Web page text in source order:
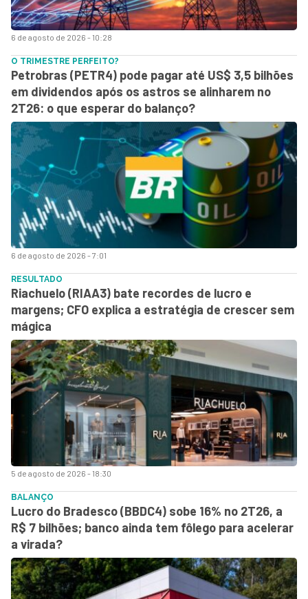
6 de agosto de 2026 - 10:28
6 de agosto de 2026 - 7:01
O TRIMESTRE PERFEITO?
Petrobras (PETR4) pode pagar até US$ 3,5 bilhões
em dividendos após os astros se alinharem no
2T26: o que esperar do balanço?
5 de agosto de 2026 - 18:30
RESULTADO
Riachuelo (RIAA3) bate recordes de lucro e
margens; CFO explica a estratégia de crescer sem
mágica
BALANÇO
Lucro do Bradesco (BBDC4) sobe 16% no 2T26, a
R$ 7 bilhões; banco ainda tem fôlego para acelerar
a virada?